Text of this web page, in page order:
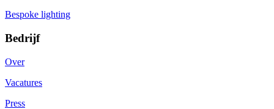
Bespoke lighting
Bedrijf
Over
Vacatures
Press